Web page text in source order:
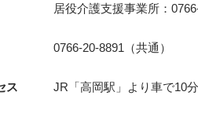
居役介護支援事業所：
0766-20-8891（共通）
ス JR「⾼岡駅」より⾞で10